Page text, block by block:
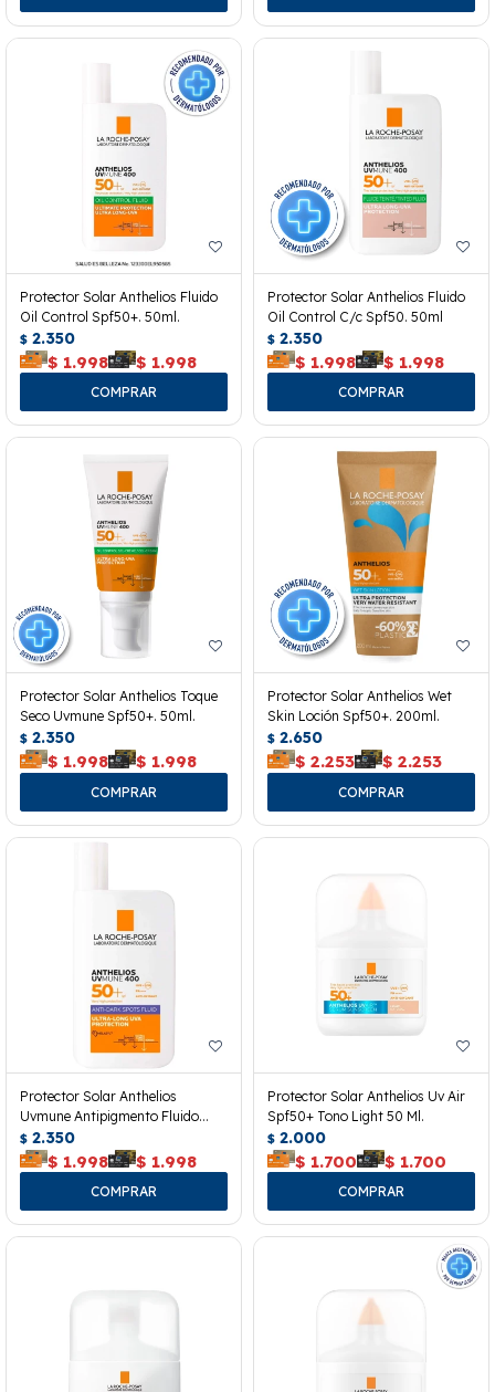
Protector Solar Anthelios Fluido
Oil Control Spf50+. 50ml.
$ 2.350
$ 1.998 $ 1.998
Protector Solar Anthelios Fluido
Oil Control C/c Spf50. 50ml
$ 2.350
$ 1.998 $ 1.998
Protector Solar Anthelios Toque
Seco Uvmune Spf50+. 50ml.
$ 2.350
$ 1.998 $ 1.998
Protector Solar Anthelios Wet
Skin Loción Spf50+. 200ml.
$ 2.650
$ 2.253 $ 2.253
Protector Solar Anthelios
Uvmune Antipigmento Fluido
Fps50. 50 Ml.
$ 2.350
$ 1.998 $ 1.998
Protector Solar Anthelios Uv Air
Spf50+ Tono Light 50 Ml.
$ 2.000
$ 1.700 $ 1.700